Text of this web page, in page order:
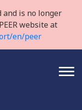
and is no longer
website at
en/peer